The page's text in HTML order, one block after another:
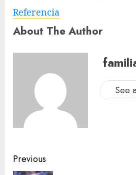
Referencia
About The Author
See
Previous